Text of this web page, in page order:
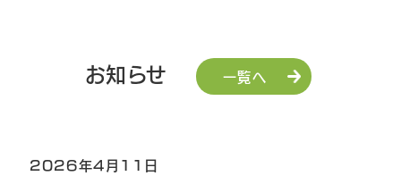
お知らせ 一覧へ
2026年4月11日